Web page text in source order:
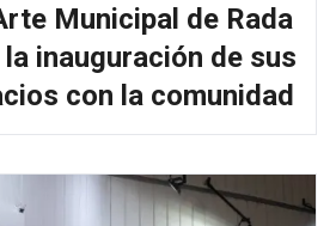
Municipal de Rada
inauguración de sus
con la comunidad